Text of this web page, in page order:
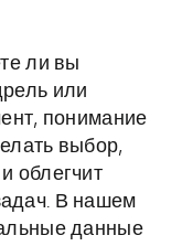
ли вы
или
понимание
выбор,
облегчит
В нашем
данные